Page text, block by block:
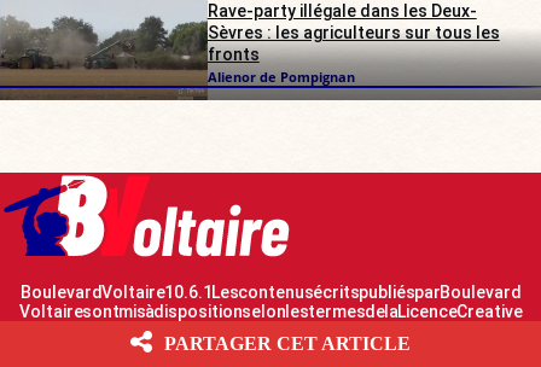
Rave-party illégale dans les Deux-
Sèvres : les agriculteurs sur tous les
fronts
Alienor de Pompignan
Boulevard Voltaire 10.6.1 Les contenus écrits publiés par Boulevard
Voltaire sont mis à disposition selon les termes de la Licence Creative
Commons Attribution – Pas d’Utilisation Commerciale – Partage dans les
Mêmes Conditions 2.0 France
PARTAGER CET ARTICLE